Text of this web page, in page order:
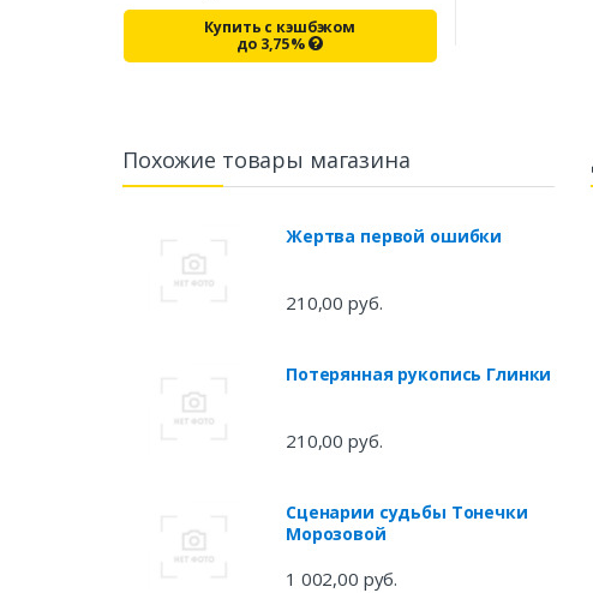
Купить с кэшбэком
до 3,75%
Похожие товары магазина
Жертва первой ошибки
210,00 руб.
Потерянная рукопись Глинки
210,00 руб.
Сценарии судьбы Тонечки
Морозовой
1 002,00 руб.